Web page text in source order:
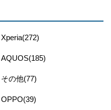
Xperia(272)
AQUOS(185)
その他(77)
OPPO(39)